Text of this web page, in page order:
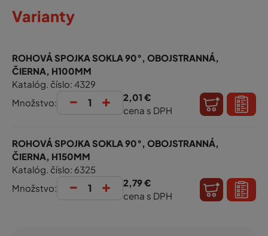
Varianty
ROHOVÁ SPOJKA SOKLA 90°, OBOJSTRANNÁ,
ČIERNA, H100MM
Katalóg. číslo: 4329
Množstvo:
- +
2,01 €
cena s DPH
ROHOVÁ SPOJKA SOKLA 90°, OBOJSTRANNÁ,
ČIERNA, H150MM
Katalóg. číslo: 6325
Množstvo:
- +
2,79 €
cena s DPH